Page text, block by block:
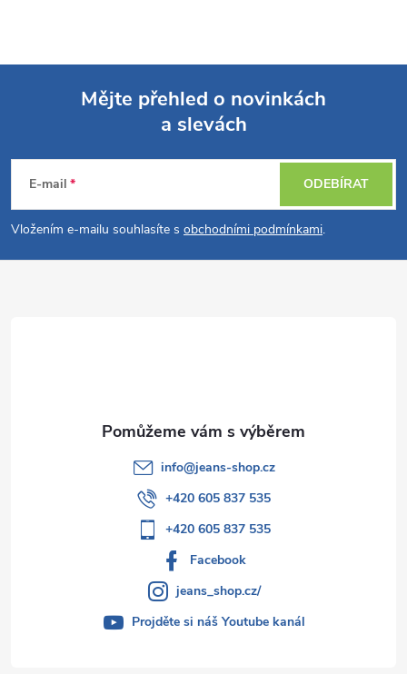
p
a
Mějte přehled o novinkách
a slevách
E-mail
Vložením e-mailu souhlasíte s obchodními podmínkami.
ODEBÍRAT
info@jeans-shop.cz
+420 605 837 535
+420 605 837 535
Facebook
jeans_shop.cz/
Projděte si náš Youtube kanál